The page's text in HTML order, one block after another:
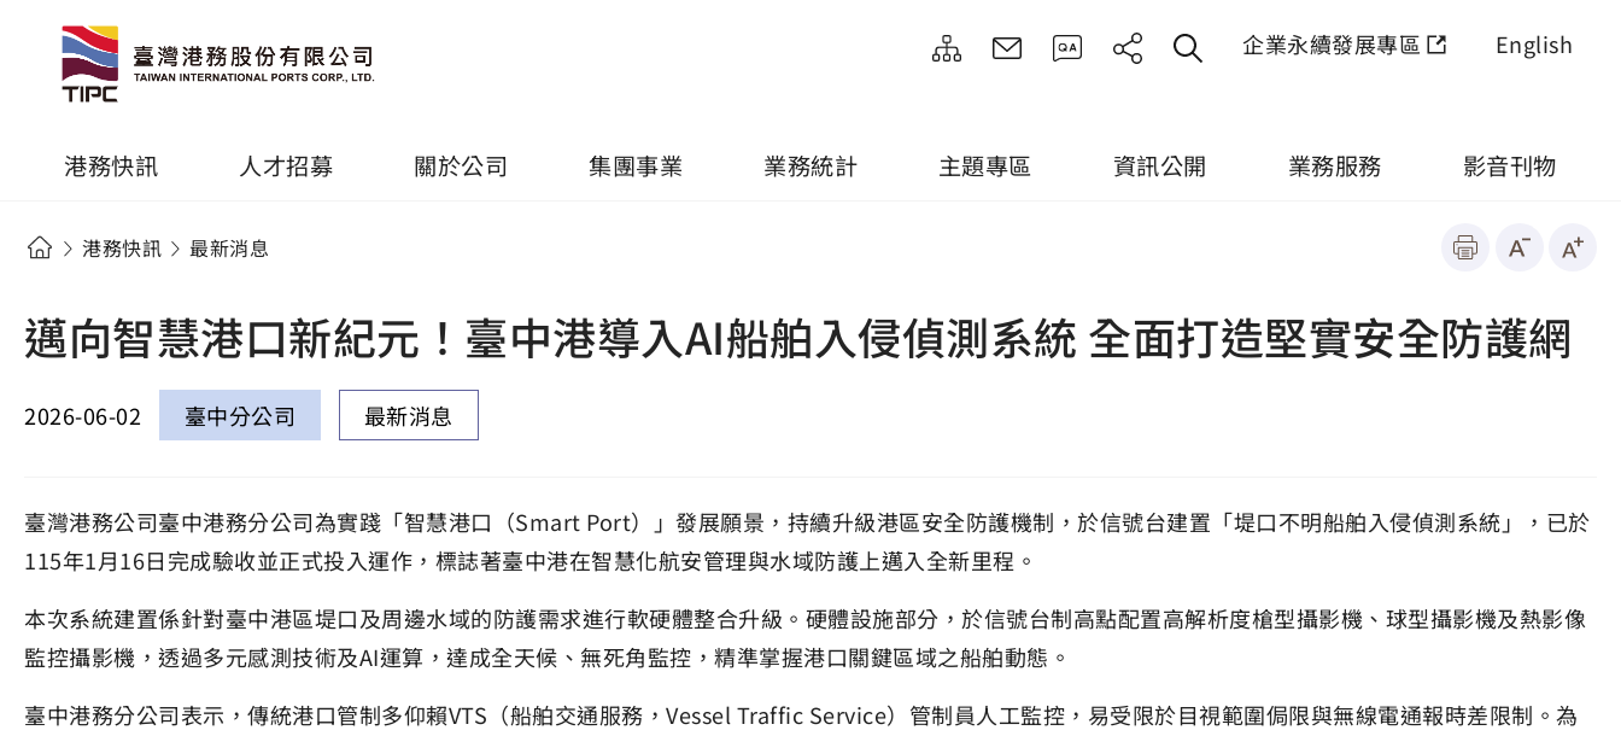
企業永續發展專區 English
港務快訊 人才招募 關於公司 集團事業 業務統計 主題專區 資訊公開 業務服務 影音刊物
港務快訊 最新消息
邁向智慧港口新紀元！臺中港導入AI船舶入侵偵測系統 全面打造堅實安全防護網
2026-06-02 臺中分公司 最新消息
臺灣港務公司臺中港務分公司為實踐「智慧港口（Smart Port）」發展願景，持續升級港區安全防護機制，於信號台建置「堤口不明船舶入侵偵測系統」，已於
115年1月16日完成驗收並正式投入運作，標誌著臺中港在智慧化航安管理與水域防護上邁入全新里程。
本次系統建置係針對臺中港區堤口及周邊水域的防護需求進行軟硬體整合升級。硬體設施部分，於信號台制高點配置高解析度槍型攝影機、球型攝影機及熱影像
監控攝影機，透過多元感測技術及AI運算，達成全天候、無死角監控，精準掌握港口關鍵區域之船舶動態。
臺中港務分公司表示，傳統港口管制多仰賴VTS（船舶交通服務，Vessel Traffic Service）管制員人工監控，易受限於目視範圍侷限與無線電通報時差限制。為